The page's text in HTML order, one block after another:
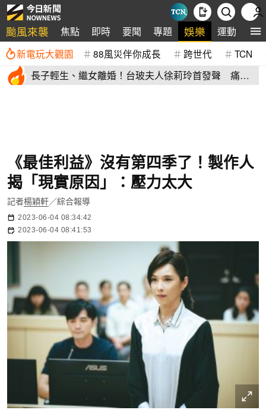
颱風來襲 焦點 即時 要聞 專題 娛樂 運動 全
新電玩大觀園 88風災伴你成長 跨世代 TCN
長子輕生、繼女離婚！台玻夫人徐莉玲首發聲 痛揭
《最佳利益》沒有第四季了！製作人
揭「現實原因」：壓力太大
記者楊穎軒／綜合報導
2023-06-04 08:34:42
2023-06-04 08:41:53